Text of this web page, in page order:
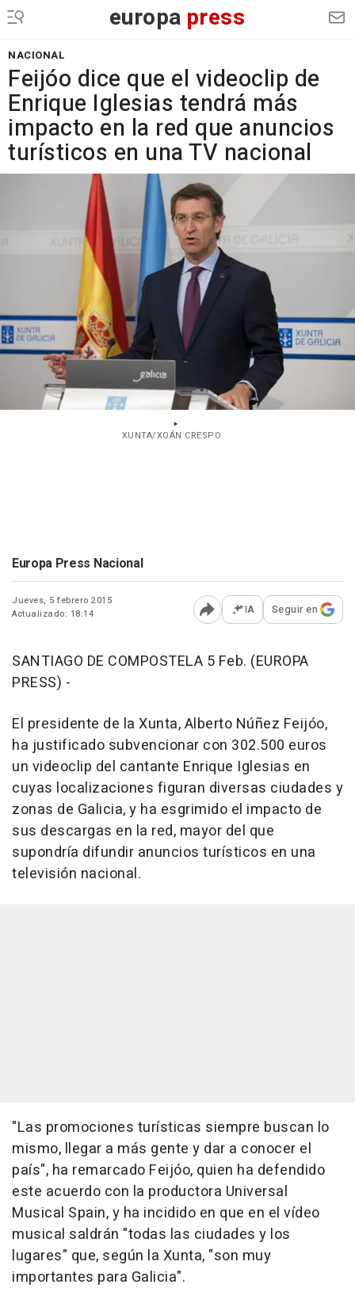
europa press
NACIONAL
Feijóo dice que el videoclip de
Enrique Iglesias tendrá más
impacto en la red que anuncios
turísticos en una TV nacional
XUNTA/XOÁN CRESPO
Europa Press Nacional
Jueves, 5 febrero 2015
Actualizado: 18:14
Abrir opciones para
IA Seguir en
SANTIAGO DE COMPOSTELA 5 Feb. (EUROPA
PRESS) -
El presidente de la Xunta, Alberto Núñez Feijóo,
ha justificado subvencionar con 302.500 euros
un videoclip del cantante Enrique Iglesias en
cuyas localizaciones figuran diversas ciudades y
zonas de Galicia, y ha esgrimido el impacto de
sus descargas en la red, mayor del que
supondría difundir anuncios turísticos en una
televisión nacional.
"Las promociones turísticas siempre buscan lo
mismo, llegar a más gente y dar a conocer el
país", ha remarcado Feijóo, quien ha defendido
este acuerdo con la productora Universal
Musical Spain, y ha incidido en que en el vídeo
musical saldrán "todas las ciudades y los
lugares" que, según la Xunta, "son muy
importantes para Galicia".